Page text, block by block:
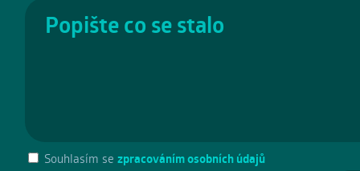
Souhlasím se zpracováním osobních údajů